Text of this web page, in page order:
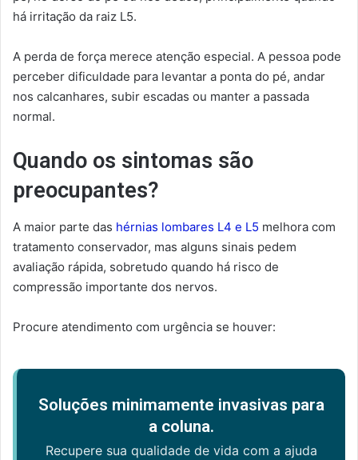
há irritação da raiz L5.
A perda de força merece atenção especial. A pessoa pode
perceber dificuldade para levantar a ponta do pé, andar
nos calcanhares, subir escadas ou manter a passada
normal.
Quando os sintomas são
preocupantes?
A maior parte das hérnias lombares L4 e L5 melhora com
tratamento conservador, mas alguns sinais pedem
avaliação rápida, sobretudo quando há risco de
compressão importante dos nervos.
Procure atendimento com urgência se houver:
Soluções minimamente invasivas para
a coluna.
Recupere sua qualidade de vida com a ajuda